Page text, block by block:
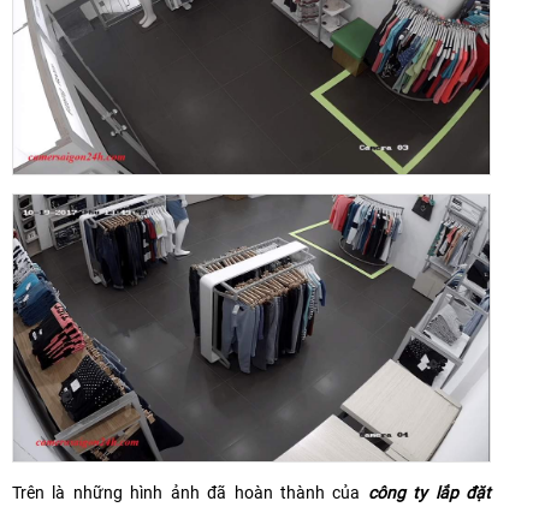
Trên là những hình ảnh đã hoàn thành của công ty lắp đặt